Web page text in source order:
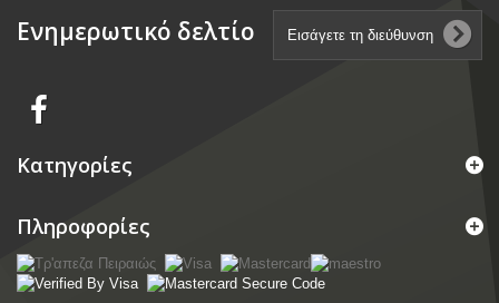
Ενημερωτικό δελτίο
Κατηγορίες
Πληροφορίες